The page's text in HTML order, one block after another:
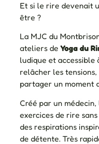
Et si le rire devenait
être ?
La MJC du
ateliers de Yoga du
ludique et accessible
relâcher les
partager un moment
Créé par un médecin,
exercices de rire
des respirations
de détente. Très